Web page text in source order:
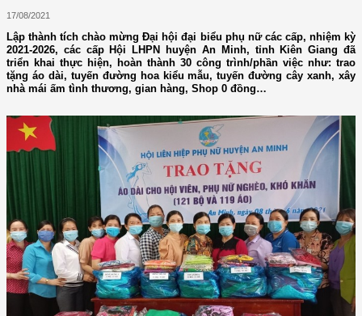
17/08/2021
Lập thành tích chào mừng Đại hội đại biểu phụ nữ các cấp, nhiệm kỳ
2021-2026, các cấp Hội LHPN huyện An Minh, tỉnh Kiên Giang đã
triển khai thực hiện, hoàn thành 30 công trình/phần việc như: trao
tặng áo dài, tuyến đường hoa kiểu mẫu, tuyến đường cây xanh, xây
nhà mái ấm tình thương, gian hàng, Shop 0 đồng…